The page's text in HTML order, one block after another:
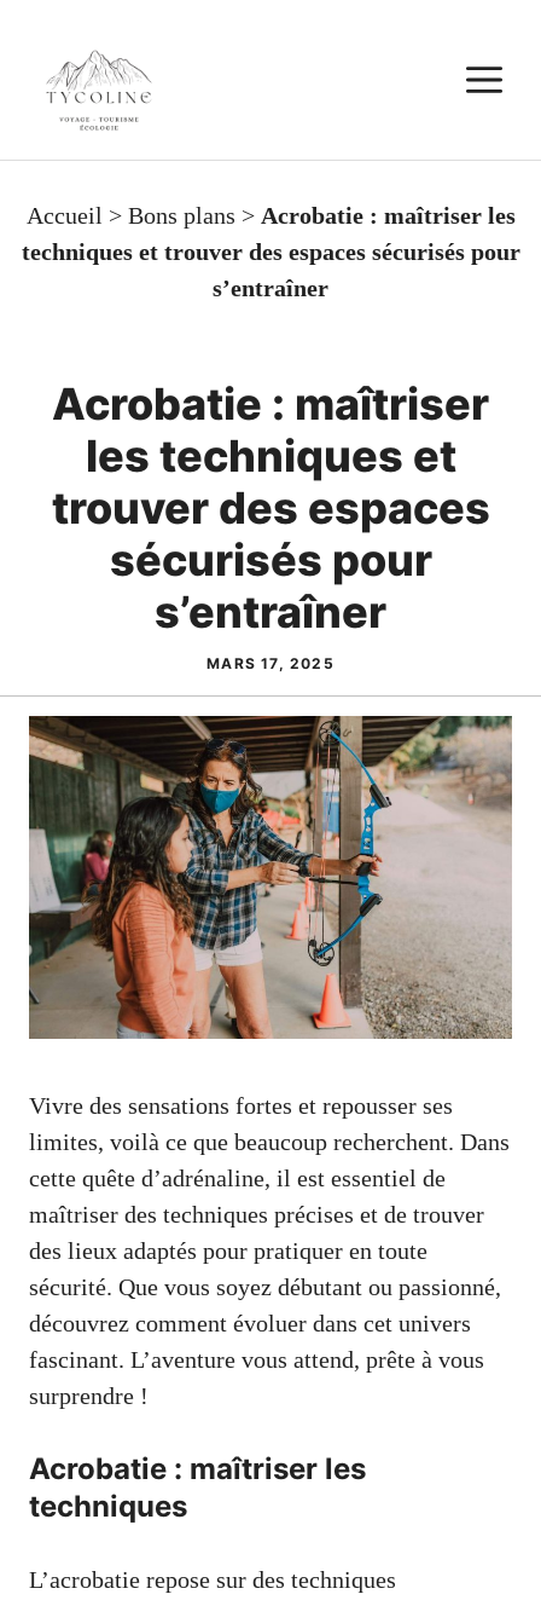
contenu
Accueil > Bons plans > Acrobatie : maîtriser les
techniques et trouver des espaces sécurisés pour
s’entraîner
Acrobatie : maîtriser
les techniques et
trouver des espaces
sécurisés pour
s’entraîner
MARS 17, 2025
Vivre des sensations fortes et repousser ses
limites, voilà ce que beaucoup recherchent. Dans
cette quête d’adrénaline, il est essentiel de
maîtriser des techniques précises et de trouver
des lieux adaptés pour pratiquer en toute
sécurité. Que vous soyez débutant ou passionné,
découvrez comment évoluer dans cet univers
fascinant. L’aventure vous attend, prête à vous
surprendre !
Acrobatie : maîtriser les
techniques
L’acrobatie repose sur des techniques